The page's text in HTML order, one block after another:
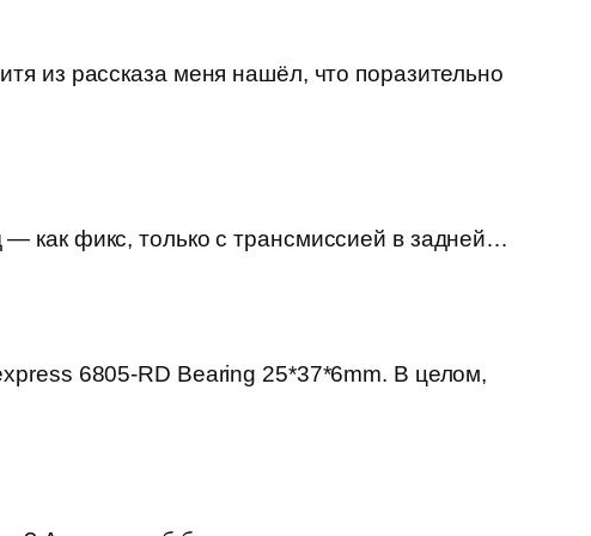
из рассказа меня нашёл, что поразительно
как фикс, только с трансмиссией в задней…
6805-RD Bearing 25*37*6mm. В целом,